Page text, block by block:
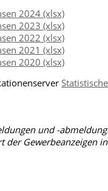
2024 (xlsx)
2023 (xlsx)
2022 (xlsx)
2021 (xlsx)
2020 (xlsx)
Statistische
und -
der Gewerbeanzeigen in